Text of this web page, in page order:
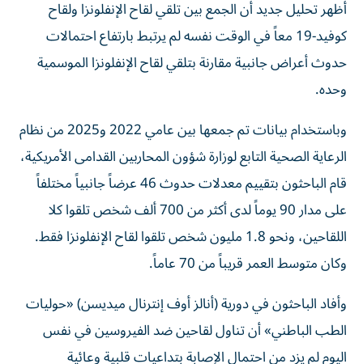
أظهر تحليل جديد أن الجمع بين تلقي لقاح الإنفلونزا ولقاح
كوفيد-19 معاً في الوقت نفسه لم يرتبط بارتفاع ‌احتمالات
حدوث أعراض جانبية مقارنة بتلقي لقاح الإنفلونزا الموسمية
وحده.
وباستخدام بيانات ​تم ⁠جمعها بين عامي 2022 و2025 من ‌نظام
الرعاية الصحية التابع لوزارة ‌شؤون المحاربين القدامى الأمريكية،
قام الباحثون بتقييم معدلات حدوث 46 عرضاً جانبياً مختلفاً
على مدار 90 يوماً لدى أكثر من ‌700 ألف شخص تلقوا كلا
اللقاحين، ونحو 1.8 مليون شخص تلقوا ⁠لقاح الإنفلونزا فقط.
وكان متوسط العمر قريباً من 70 عاماً.
وأفاد الباحثون في دورية (أنالز أوف إنترنال ميديسن) «حوليات
الطب الباطني» أن تناول لقاحين ضد الفيروسين في نفس
اليوم لم يزد من احتمال الإصابة بتداعيات قلبية وعائية